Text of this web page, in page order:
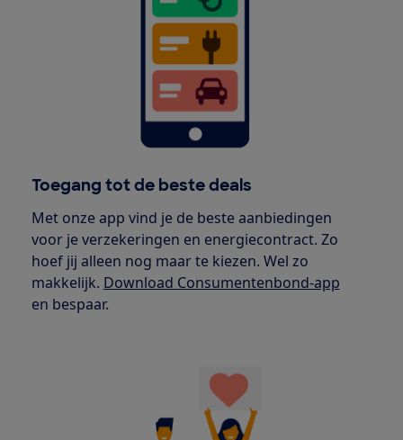
Toegang tot de beste deals
Met onze app vind je de beste aanbiedingen
voor je verzekeringen en energiecontract. Zo
hoef jij alleen nog maar te kiezen. Wel zo
makkelijk. Download Consumentenbond-app
en bespaar.